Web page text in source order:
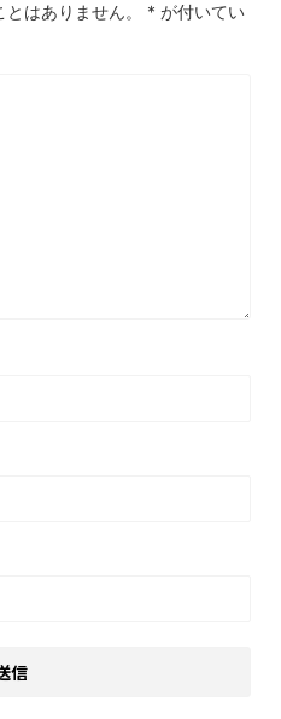
はありません。 * が付いてい